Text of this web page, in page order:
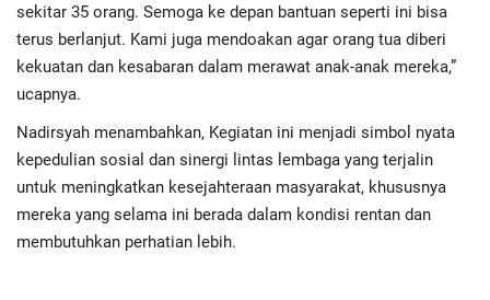
sekitar 35 orang. Semoga ke depan bantuan seperti ini bisa
terus berlanjut. Kami juga mendoakan agar orang tua diberi
kekuatan dan kesabaran dalam merawat anak-anak mereka,”
ucapnya.
Nadirsyah menambahkan, Kegiatan ini menjadi simbol nyata
kepedulian sosial dan sinergi lintas lembaga yang terjalin
untuk meningkatkan kesejahteraan masyarakat, khususnya
mereka yang selama ini berada dalam kondisi rentan dan
membutuhkan perhatian lebih.